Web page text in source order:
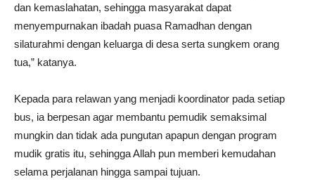
dan kemaslahatan, sehingga masyarakat dapat
menyempurnakan ibadah puasa Ramadhan dengan
silaturahmi dengan keluarga di desa serta sungkem orang
tua,” katanya.
Kepada para relawan yang menjadi koordinator pada setiap
bus, ia berpesan agar membantu pemudik semaksimal
mungkin dan tidak ada pungutan apapun dengan program
mudik gratis itu, sehingga Allah pun memberi kemudahan
selama perjalanan hingga sampai tujuan.